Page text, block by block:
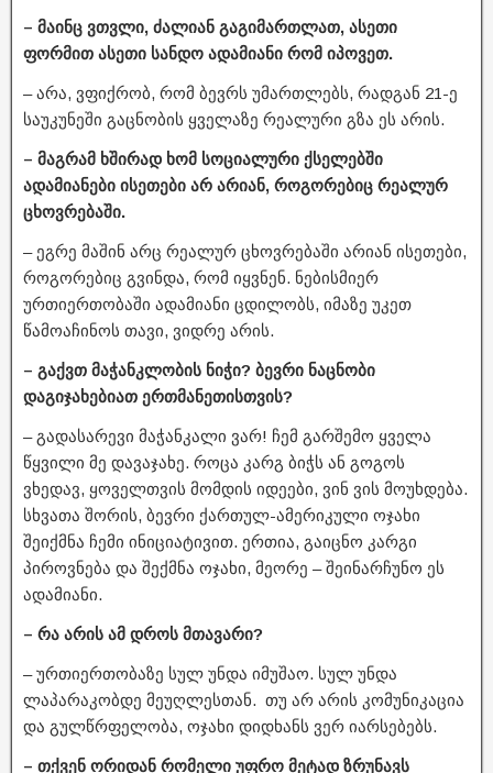
– მაინც ვთვლი, ძალიან გაგიმართლათ, ასეთი
ფორმით ასეთი სანდო ადამიანი რომ იპოვეთ.
– არა, ვფიქრობ, რომ ბევრს უმართლებს, რადგან 21-ე
საუკუნეში გაცნობის ყველაზე რეალური გზა ეს არის.
– მაგრამ ხშირად ხომ სოციალური ქსელებში
ადამიანები ისეთები არ არიან, როგორებიც რეალურ
ცხოვრებაში.
– ეგრე მაშინ არც რეალურ ცხოვრებაში არიან ისეთები,
როგორებიც გვინდა, რომ იყვნენ. ნებისმიერ
ურთიერთობაში ადამიანი ცდილობს, იმაზე უკეთ
წამოაჩინოს თავი, ვიდრე არის.
– გაქვთ მაჭანკლობის ნიჭი? ბევრი ნაცნობი
დაგიჯახებიათ ერთმანეთისთვის?
– გადასარევი მაჭანკალი ვარ! ჩემ გარშემო ყველა
წყვილი მე დავაჯახე. როცა კარგ ბიჭს ან გოგოს
ვხედავ, ყოველთვის მომდის იდეები, ვინ ვის მოუხდება.
სხვათა შორის, ბევრი ქართულ-ამერიკული ოჯახი
შეიქმნა ჩემი ინიციატივით. ერთია, გაიცნო კარგი
პიროვნება და შექმნა ოჯახი, მეორე – შეინარჩუნო ეს
ადამიანი.
– რა არის ამ დროს მთავარი?
– ურთიერთობაზე სულ უნდა იმუშაო. სულ უნდა
ლაპარაკობდე მეუღლესთან. თუ არ არის კომუნიკაცია
და გულწრფელობა, ოჯახი დიდხანს ვერ იარსებებს.
– თქვენ ორიდან რომელი უფრო მეტად ზრუნავს